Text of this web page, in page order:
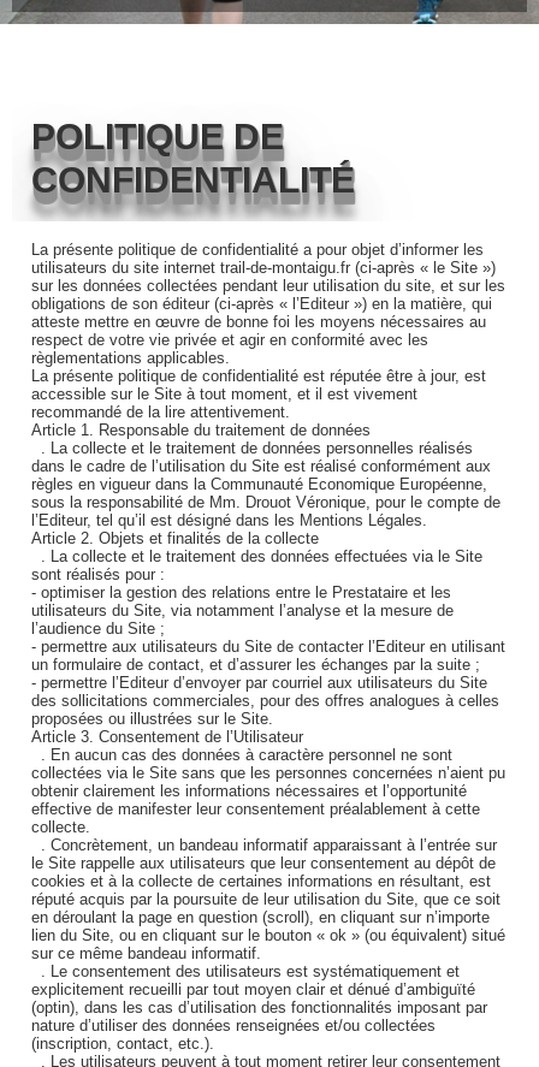
POLITIQUE DE
CONFIDENTIALITÉ
La présente politique de confidentialité a pour objet d’informer les
utilisateurs du site internet trail-de-montaigu.fr (ci-après « le Site »)
sur les données collectées pendant leur utilisation du site, et sur les
obligations de son éditeur (ci-après « l’Editeur ») en la matière, qui
atteste mettre en œuvre de bonne foi les moyens nécessaires au
respect de votre vie privée et agir en conformité avec les
règlementations applicables.
La présente politique de confidentialité est réputée être à jour, est
accessible sur le Site à tout moment, et il est vivement
recommandé de la lire attentivement.
Article 1. Responsable du traitement de données
. La collecte et le traitement de données personnelles réalisés
dans le cadre de l’utilisation du Site est réalisé conformément aux
règles en vigueur dans la Communauté Economique Européenne,
sous la responsabilité de Mm. Drouot Véronique, pour le compte de
l’Editeur, tel qu’il est désigné dans les Mentions Légales.
Article 2. Objets et finalités de la collecte
. La collecte et le traitement des données effectuées via le Site
sont réalisés pour :
- optimiser la gestion des relations entre le Prestataire et les
utilisateurs du Site, via notamment l’analyse et la mesure de
l’audience du Site ;
- permettre aux utilisateurs du Site de contacter l’Editeur en utilisant
un formulaire de contact, et d’assurer les échanges par la suite ;
- permettre l’Editeur d’envoyer par courriel aux utilisateurs du Site
des sollicitations commerciales, pour des offres analogues à celles
proposées ou illustrées sur le Site.
Article 3. Consentement de l’Utilisateur
. En aucun cas des données à caractère personnel ne sont
collectées via le Site sans que les personnes concernées n’aient pu
obtenir clairement les informations nécessaires et l’opportunité
effective de manifester leur consentement préalablement à cette
collecte.
. Concrètement, un bandeau informatif apparaissant à l’entrée sur
le Site rappelle aux utilisateurs que leur consentement au dépôt de
cookies et à la collecte de certaines informations en résultant, est
réputé acquis par la poursuite de leur utilisation du Site, que ce soit
en déroulant la page en question (scroll), en cliquant sur n’importe
lien du Site, ou en cliquant sur le bouton « ok » (ou équivalent) situé
sur ce même bandeau informatif.
. Le consentement des utilisateurs est systématiquement et
explicitement recueilli par tout moyen clair et dénué d’ambiguïté
(optin), dans les cas d’utilisation des fonctionnalités imposant par
nature d’utiliser des données renseignées et/ou collectées
(inscription, contact, etc.).
. Les utilisateurs peuvent à tout moment retirer leur consentement